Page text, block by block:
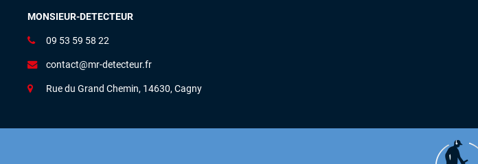
MONSIEUR-DETECTEUR
09 53 59 58 22
contact@mr-detecteur.fr
Rue du Grand Chemin, 14630, Cagny